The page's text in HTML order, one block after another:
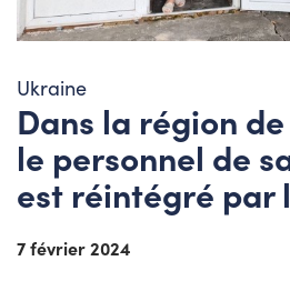
Ukraine
Dans la région
le personnel de
est réintégré par
7 février 2024